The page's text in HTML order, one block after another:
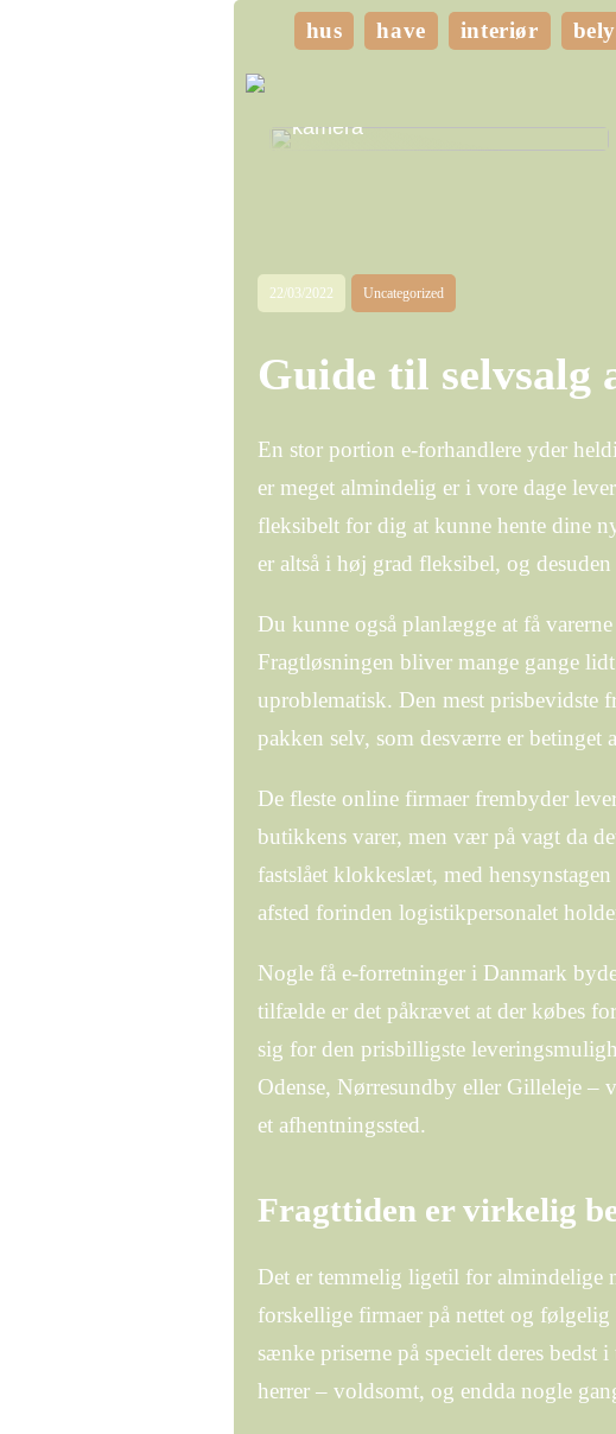
hus have interiør
kamera
22/03/2022 Uncategorized
Guide til selvsalg
En stor portion e-forhandlere yder
er meget almindelig er i vore dage
fleksibelt for dig at kunne hente dine
er altså i høj grad fleksibel, og
Du kunne også planlægge at få
Fragtløsningen bliver mange gange
uproblematisk. Den mest
pakken selv, som desværre er betinget
De fleste online firmaer frembyder
butikkens varer, men vær på vagt da
fastslået klokkeslæt, med
afsted forinden logistikpersonalet
Nogle få e-forretninger i Danmark
tilfælde er det påkrævet at der købes
sig for den prisbilligste
Odense, Nørresundby eller Gilleleje
et afhentningssted.
Fragttiden er virkelig
Det er temmelig ligetil for almindelige
forskellige firmaer på nettet og
sænke priserne på specielt deres
herrer – voldsomt, og endda nogle